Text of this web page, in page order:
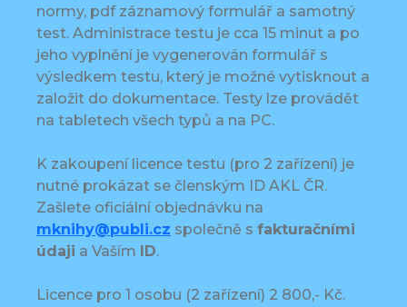
normy, pdf záznamový formulář a samotný
test. Administrace testu je cca 15 minut a po
jeho vyplnění je vygenerován formulář s
výsledkem testu, který je možné vytisknout a
založit do dokumentace. Testy lze provádět
na tabletech všech typů a na PC.
K zakoupení licence testu (pro 2 zařízení) je
nutné prokázat se členským ID AKL ČR.
Zašlete oficiální objednávku na
mknihy@publi.cz společně s fakturačními
údaji a Vaším ID.
Licence pro 1 osobu (2 zařízení) 2 800,- Kč.